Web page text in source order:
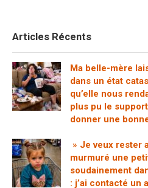
Articles Récents
Ma belle-mère
dans un état
qu’elle nous
plus pu le
donner une
» Je veux rester
murmuré une
soudainement
: j’ai contacté un